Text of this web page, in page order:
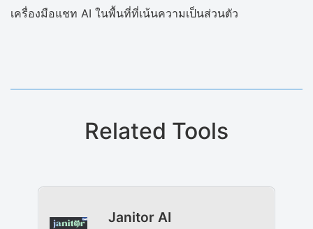
เครื่องมือแชท AI ในพื้นที่ที่เน้นความเป็นส่วนตัว
Related Tools
Janitor AI